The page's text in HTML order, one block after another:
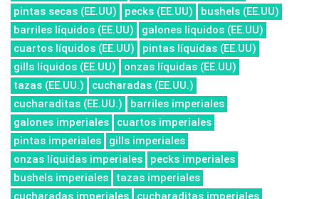
pintas secas (EE.UU)
pecks (EE.UU)
bushels (EE.UU)
barriles líquidos (EE.UU)
galones líquidos (EE.UU)
cuartos líquidos (EE.UU)
pintas líquidas (EE.UU)
gills líquidos (EE.UU)
onzas líquidas (EE.UU)
tazas (EE.UU.)
cucharadas (EE.UU.)
cucharaditas (EE.UU.)
barriles imperiales
galones imperiales
cuartos imperiales
pintas imperiales
gills imperiales
onzas líquidas imperiales
pecks imperiales
bushels imperiales
tazas imperiales
cucharadas imperiales
cucharaditas imperiales